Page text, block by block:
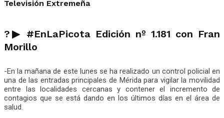
Televisión Extremeña
?▶ #EnLaPicota Edición nº 1.181 con Fran
Morillo
-En la mañana de este lunes se ha realizado un control policial en
una de las entradas principales de Mérida para vigilar la movilidad
entre las localidades cercanas y contener el incremento de
contagios que se está dando en los últimos días en el área de
salud.